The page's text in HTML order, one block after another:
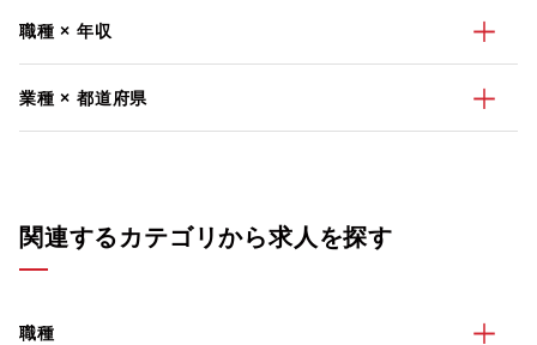
職種 × 年収
業種 × 都道府県
関連するカテゴリから求人を探す
職種